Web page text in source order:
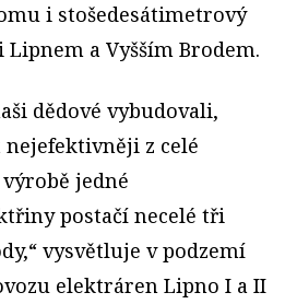
i stošedesátimetrový
a Vyšším Brodem.
dědové vybudovali,
z celé
výrobě jedné
postačí necelé tři
vysvětluje v podzemí
elektráren Lipno I a II